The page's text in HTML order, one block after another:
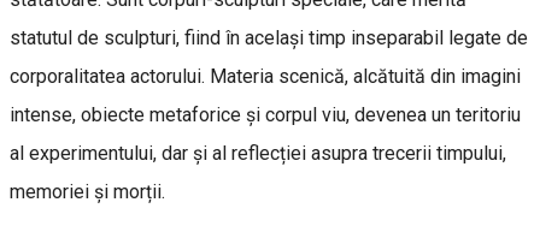
statutul de sculpturi, fiind în același timp inseparabil legate de
corporalitatea actorului. Materia scenică, alcătuită din imagini
intense, obiecte metaforice și corpul viu, devenea un teritoriu
al experimentului, dar și al reflecției asupra trecerii timpului,
memoriei și morții.